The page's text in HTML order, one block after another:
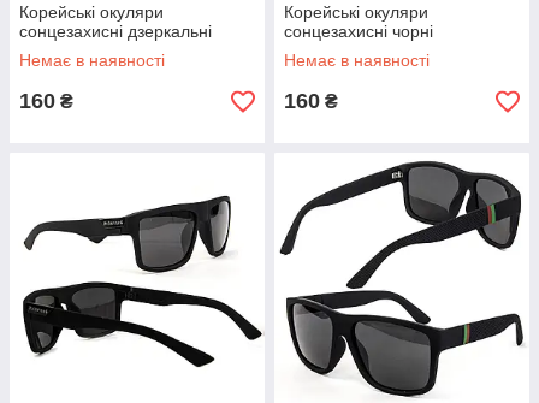
Корейські окуляри
сонцезахисні дзеркальні
Немає в наявності
160 ₴
Корейські окуляри
сонцезахисні чорні
Немає в наявності
160 ₴